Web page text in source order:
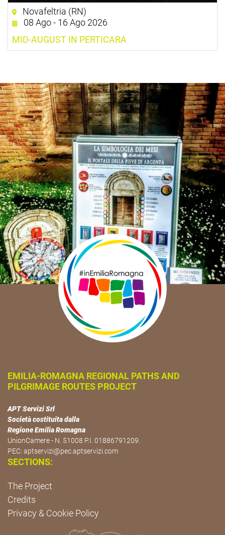
Novafeltria (RN)
08 Ago - 16 Ago 2026
MID-AUGUST IN PERTICARA
EMILIA-ROMAGNA REGIONAL PATHS AND
PILGRIMAGE ROUTES PROJECT
APT Servizi Srl
Società costituita dalla
Regione Emilia Romagna
UnionCamere - N. 51008 P.I. 01886791209.
PEC: aptservizi@pec.aptservizi.com
SECTIONS:
The Project
Credits
Privacy & Cookie Policy